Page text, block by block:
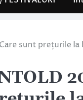
sunt prețurile